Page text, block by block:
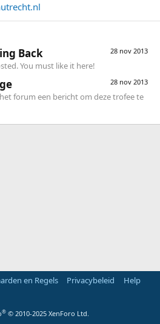
28 nov 2013
Back
You must like it here!
28 nov 2013
forum een bericht om deze trofee te
en Regels Privacybeleid
Help
® © 2010-2025 XenForo Ltd.